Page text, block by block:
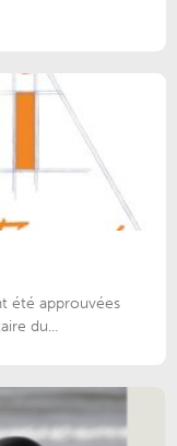
été approuvées
du...